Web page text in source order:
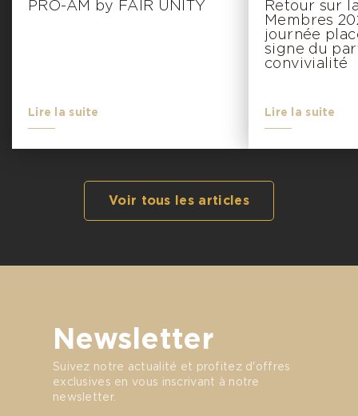
PRO-AM by FAIR UNITY
Lire la suite
Retour sur
Membres
journée
signe du
convivialité
Lire la suite
Voir tous les articles
Newsletter
Suivez notre actualité et profitez d'offres
exclusives en vous inscrivant à notre
newsletter.